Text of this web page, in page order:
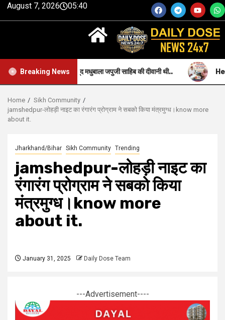
August 7, 2026 05:40
Breaking News
होने के बावजूद मधुबाला जपुजी साहिब की दीवानी थी.. Health-
Home
Sikh Community
jamshedpur-लोहड़ी नाइट का रंगारंग प्रोग्राम ने सबको किया मंत्रमुग्ध।know more
about it.
Jharkhand/Bihar Sikh Community Trending
jamshedpur-लोहड़ी नाइट का
रंगारंग प्रोग्राम ने सबको किया
मंत्रमुग्ध।know more
about it.
January 31, 2025 Daily Dose Team
---Advertisement----